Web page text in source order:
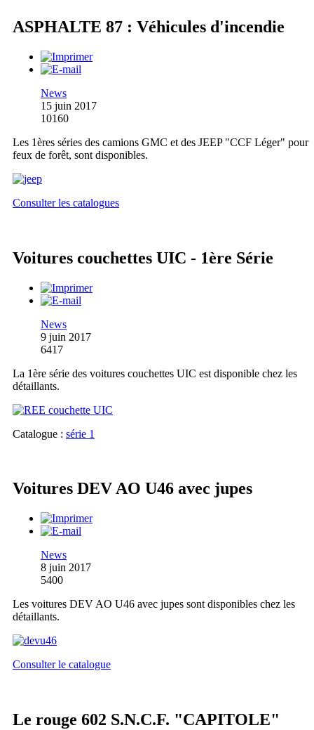
ASPHALTE 87 : Véhicules d'incendie
News
15 juin 2017
10160
Les 1ères séries des camions GMC et des JEEP "CCF Léger" pour
feux de forêt, sont disponibles.
Consulter les catalogues
Voitures couchettes UIC - 1ère Série
News
9 juin 2017
6417
La 1ère série des voitures couchettes UIC est disponible chez les
détaillants.
Catalogue : série 1
Voitures DEV AO U46 avec jupes
News
8 juin 2017
5400
Les voitures DEV AO U46 avec jupes sont disponibles chez les
détaillants.
Consulter le catalogue
Le rouge 602 S.N.C.F. "CAPITOLE"